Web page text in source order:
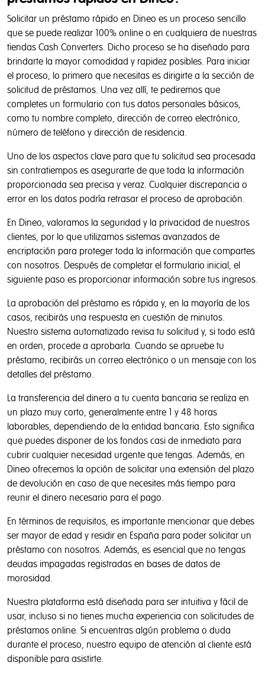
Solicitar un préstamo rápido en Dineo es un proceso sencillo
que se puede realizar 100% online o en cualquiera de nuestras
tiendas Cash Converters. Dicho proceso se ha diseñado para
brindarte la mayor comodidad y rapidez posibles. Para iniciar
el proceso, lo primero que necesitas es dirigirte a la sección de
solicitud de préstamos. Una vez allí, te pediremos que
completes un formulario con tus datos personales básicos,
como tu nombre completo, dirección de correo electrónico,
número de teléfono y dirección de residencia.
Uno de los aspectos clave para que tu solicitud sea procesada
sin contratiempos es asegurarte de que toda la información
proporcionada sea precisa y veraz. Cualquier discrepancia o
error en los datos podría retrasar el proceso de aprobación.
En Dineo, valoramos la seguridad y la privacidad de nuestros
clientes, por lo que utilizamos sistemas avanzados de
encriptación para proteger toda la información que compartes
con nosotros. Después de completar el formulario inicial, el
siguiente paso es proporcionar información sobre tus ingresos.
La aprobación del préstamo es rápida y, en la mayoría de los
casos, recibirás una respuesta en cuestión de minutos.
Nuestro sistema automatizado revisa tu solicitud y, si todo está
en orden, procede a aprobarla. Cuando se apruebe tu
préstamo, recibirás un correo electrónico o un mensaje con los
detalles del préstamo.
La transferencia del dinero a tu cuenta bancaria se realiza en
un plazo muy corto, generalmente entre 1 y 48 horas
laborables, dependiendo de la entidad bancaria. Esto significa
que puedes disponer de los fondos casi de inmediato para
cubrir cualquier necesidad urgente que tengas. Además, en
Dineo ofrecemos la opción de solicitar una extensión del plazo
de devolución en caso de que necesites más tiempo para
reunir el dinero necesario para el pago.
En términos de requisitos, es importante mencionar que debes
ser mayor de edad y residir en España para poder solicitar un
préstamo con nosotros. Además, es esencial que no tengas
deudas impagadas registradas en bases de datos de
morosidad.
Nuestra plataforma está diseñada para ser intuitiva y fácil de
usar, incluso si no tienes mucha experiencia con solicitudes de
préstamos online. Si encuentras algún problema o duda
durante el proceso, nuestro equipo de atención al cliente está
disponible para asistirte.